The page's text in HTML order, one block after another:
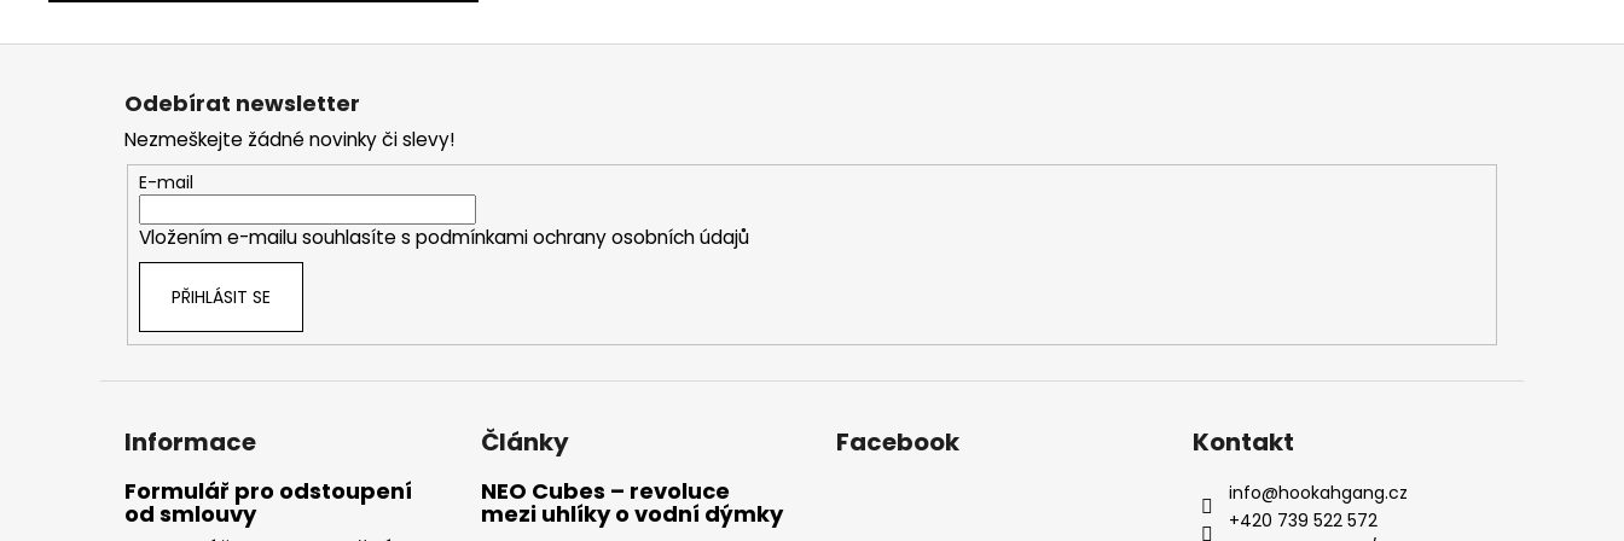
Z
Odebírat newsletter
Nezmeškejte žádné novinky či slevy!
E-mail
Vložením e-mailu souhlasíte s podmínkami ochrany osobních údajů
PŘIHLÁSIT SE
Informace
Formulář pro odstoupení
od smlouvy
Články
NEO Cubes – revoluce
mezi uhlíky o vodní dýmky
Facebook Kontakt
info@hookahgang.cz
+420 739 522 572